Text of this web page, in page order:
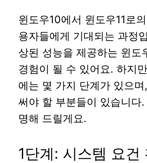
윈도우10에서 윈도우11로
용자들에게 기대되는 과정
상된 성능을 제공하는 윈도
경험이 될 수 있어요. 하지
에는 몇 가지 단계가 있으
써야 할 부분들이 있습니다
명해 드릴게요.
1단계: 시스템 요건